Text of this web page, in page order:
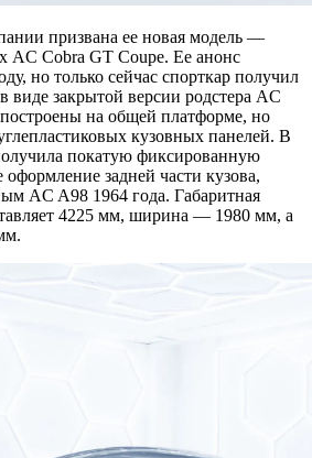
призвана ее новая модель —
AC Cobra GT Coupe. Ее анонс
но только сейчас спорткар получил
виде закрытой версии родстера AC
на общей платформе, но
кузовных панелей. В
покатую фиксированную
задней части кузова,
AC A98 1964 года. Габаритная
4225 мм, ширина — 1980 мм, а